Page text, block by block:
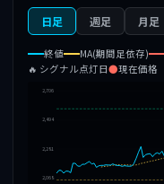
日足 週足 月足
終値 MA(期間足依存)
🔥 シグナル点灯日●現在価格
2,706
2,494
2,281
2,068